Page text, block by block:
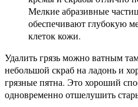
Мелкие абразивные
обеспечивают глубокую
клеток кожи.
Удалить грязь можно ватным
небольшой скраб на ладонь и
грязные пятна. Это хороший
одновременно отшелушить